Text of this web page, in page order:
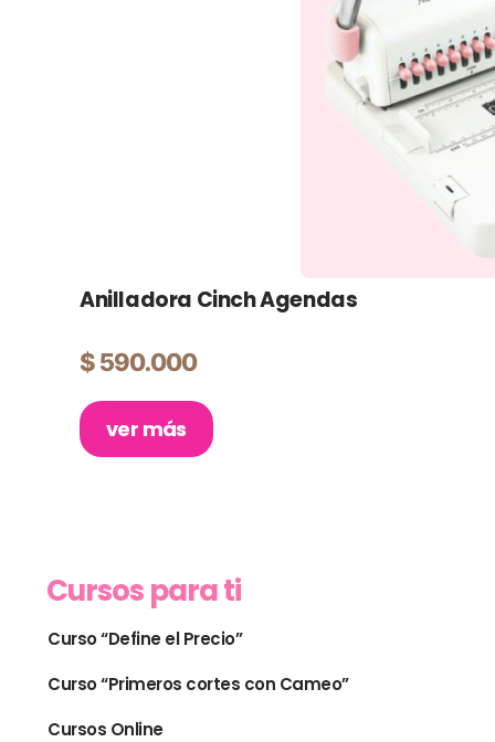
Anilladora Cinch Agendas
$590.000
ver más
Cursos para ti
Curso “Define el Precio”
Curso “Primeros cortes con Cameo”
Cursos Online